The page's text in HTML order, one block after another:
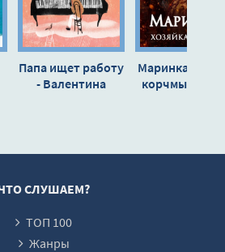
Папа ищет работу
- Валентина
Маринка,
корчмы -
СЛУШАЕМ?
ТОП 100
Жанры